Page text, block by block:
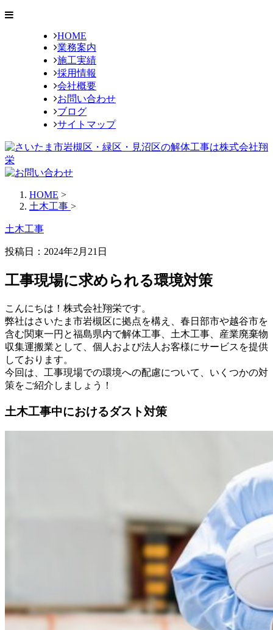
HOME
業務案内
施工実績
採用情報
会社概要
お問い合わせ
ブログ
サイトマップ
HOME >
土木工事 >
土木工事
投稿日：2024年2月21日
工事現場に求められる環境対策
こんにちは！株式会社翔栄です。
弊社はさいたま市岩槻区に拠点を構え、春日部市や越谷市を
含む関東一円と福島県内で解体工事、土木工事、産業廃棄物
収集運搬業として、個人および法人お客様にサービスを提供
しております。
今回は、工事現場での環境への配慮について、いくつかの対
策をご紹介しましょう！
土木工事中におけるダスト対策